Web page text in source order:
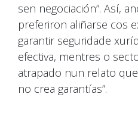
sen negociación”. Así,
preferiron aliñarse cos
garantir seguridade
efectiva, mentres o
atrapado nun relato
no crea garantías”.